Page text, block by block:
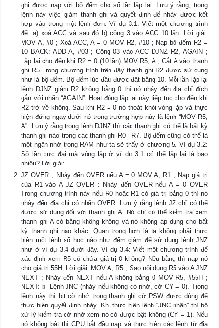
ghi được nạp với bộ đếm cho số lần lặp lại. Lưu ý rằng, trong
lệnh này việc giảm thanh ghi và quyết định để nhảy được kết
hợp vào trong một lệnh đơn. Ví dụ 3.1: Viết một chương trình
để: a) xoá ACC và sau đó b) cộng 3 vào ACC 10 lần. Lời giải:
MOV A, #0 ; Xoá ACC, A = 0 MOV R2, #10 ; Nạp bộ đếm R2 =
10 BACK: ADD A, #03 ; Cộng 03 vào ACC DJNZ R2, AGAIN ;
Lặp lại cho đến khi R2 = 0 (10 lần) MOV R5, A ; Cắt A vào thanh
ghi R5 Trong chương trình trên đây thanh ghi R2 được sử dụng
như là bộ đếm. Bộ đếm lúc đầu được đặt bằng 10. Mỗi lần lặp lại
lệnh DJNZ giảm R2 không bằng 0 thì nó nhảy đến địa chỉ đích
gắn với nhãn “AGAIN”. Hoạt động lặp lại này tiếp tục cho đến khi
R2 trở về không. Sau khi R2 = 0 nó thoát khỏi vòng lặp và thực
hiện đứng ngay dưới nó trong trường hợp này là lệnh “MOV R5,
A”. Lưu ý rằng trong lệnh DJNZ thì các thanh ghi có thể là bất kỳ
thanh ghi nào trong các thanh ghi R0 - R7. Bộ đếm cũng có thể là
một ngăn nhớ trong RAM như ta sẽ thấy ở chương 5. Ví dụ 3.2:
Số lần cực đại mà vòng lặp ở ví dụ 3.1 có thể lặp lại là bao
nhiêu? Lời giải:
JZ OVER ; Nhảy đến OVER nếu A = 0 MOV A, R1 ; Nạp giá trị
của R1 vào A JZ OVER ; Nhảy đến OVER nếu A = 0 OVER
Trong chương trình này nếu R0 hoặc R1 có giá trị bằng 0 thì nó
nhảy đến địa chỉ có nhãn OVER. Lưu ý rằng lệnh JZ chỉ có thể
được sử dụng đối với thanh ghi A. Nó chỉ có thể kiểm tra xem
thanh ghi A có bằng không không và nó không áp dụng cho bất
kỳ thanh ghi nào khác. Quan trọng hơn là ta không phải thực
hiện một lệnh số học nào như đếm giảm để sử dụng lệnh JNZ
như ở ví dụ 3.4 dưới đây. Ví dụ 3.4: Viết một chương trình để
xác định xem R5 có chứa giá trị 0 không? Nếu bằng thì nạp nó
cho giá trị 55H. Lời giải: MOV A, R5 ; Sao nội dung R5 vào A JNZ
NEXT ; Nhảy đến NEXT nếu A không bằng 0 MOV R5, #55H ;
NEXT: b- Lệnh JNC (nhảy nếu không có nhớ, cờ CY = 0). Trong
lệnh này thì bit cờ nhớ trong thanh ghi cờ PSW được dùng để
thực hiện quyết định nhảy. Khi thực hiện lệnh “JNC nhãn” thì bộ
xử lý kiểm tra cờ nhớ xem nó có được bật không (CY = 1). Nếu
nó không bật thì CPU bắt đầu nạp và thực hiện các lệnh từ địa